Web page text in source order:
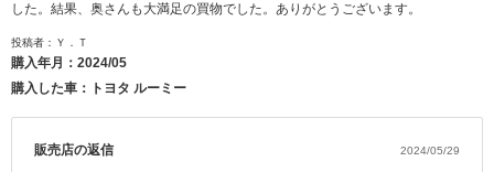
した。結果、奥さんも大満足の買物でした。ありがとうございます。
投稿者：Ｙ．Ｔ
購入年月： 2024/05
購入した車：トヨタ ルーミー
販売店の返信 2024/05/29